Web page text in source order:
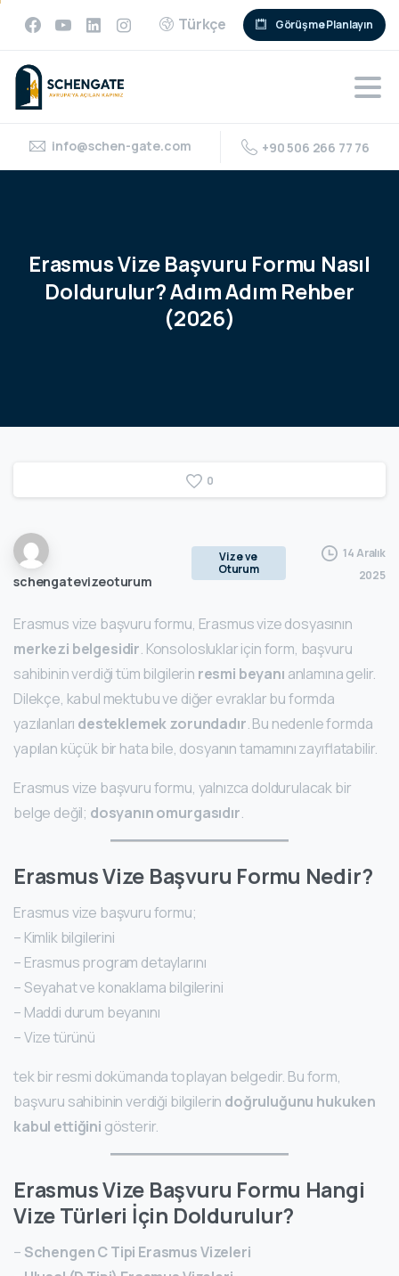
Türkçe Görüşme Planlayın
info@schen-gate.com +90 506 266 77 76
ErasmusVize Başvuru Formu Nasıl
Doldurulur?AdımAdım Rehber
(2026)
0
schengatevizeoturum
Vize ve
Oturum
14 Aralık
2025
Erasmus vize başvuru formu, Erasmus vize dosyasının
merkezi belgesidir. Konsolosluklar için form, başvuru
sahibinin verdiği tüm bilgilerin resmi beyanı anlamına gelir.
Dilekçe, kabul mektubu ve diğer evraklar bu formda
yazılanları desteklemek zorundadır. Bu nedenle formda
yapılan küçük bir hata bile, dosyanın tamamını zayıflatabilir.
Erasmus vize başvuru formu, yalnızca doldurulacak bir
belge değil; dosyanın omurgasıdır.
Erasmus Vize Başvuru Formu Nedir?
Erasmus vize başvuru formu;
– Kimlik bilgilerini
– Erasmus program detaylarını
– Seyahat ve konaklama bilgilerini
– Maddi durum beyanını
– Vize türünü
tek bir resmi dokümanda toplayan belgedir. Bu form,
başvuru sahibinin verdiği bilgilerin doğruluğunu hukuken
kabul ettiğini gösterir.
Erasmus Vize Başvuru Formu Hangi
Vize Türleri İçin Doldurulur?
– Schengen C Tipi Erasmus Vizeleri